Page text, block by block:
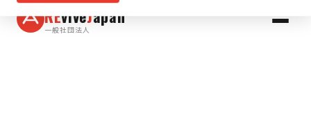
REviveJapan
一般社団法人